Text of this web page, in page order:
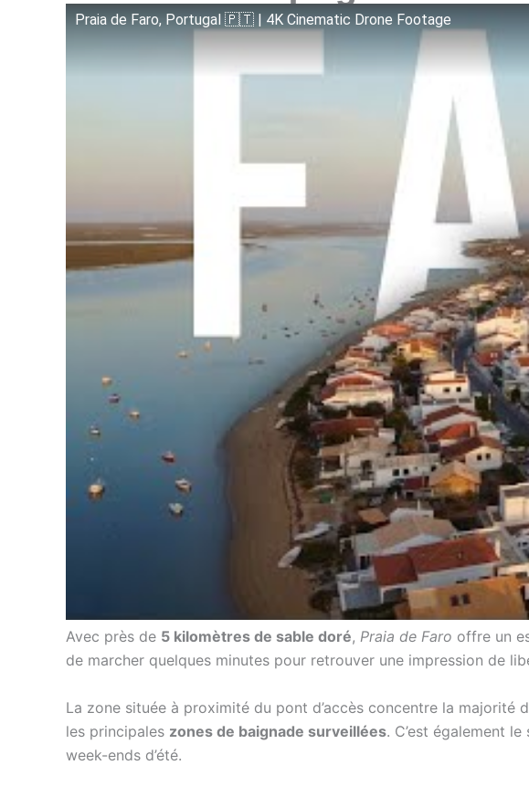
Praia de Faro, Portugal 🇵🇹 | 4K Cinematic Drone Footage
Avec près de 5 kilomètres de sable doré, Praia de Faro offre un
de marcher quelques minutes pour retrouver une impression de
La zone située à proximité du pont d’accès concentre la majorité
les principales zones de baignade surveillées. C’est également
week-ends d’été.